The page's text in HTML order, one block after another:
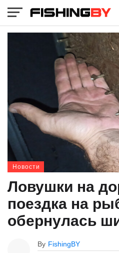
Новости
Ловушки на
поездка на
обернулась
By FishingBY